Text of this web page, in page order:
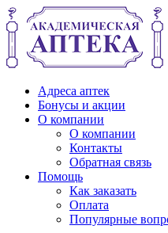
Адреса аптек
Бонусы и акции
О компании
О компании
Контакты
Обратная связь
Помощь
Как заказать
Оплата
Популярные